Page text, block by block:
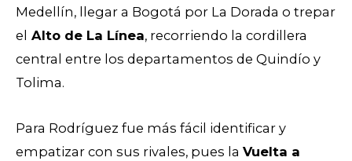
Medellín, llegar a Bogotá por La Dorada o trepar
el Alto de La Línea, recorriendo la cordillera
central entre los departamentos de Quindío y
Tolima.
Para Rodríguez fue más fácil identificar y
empatizar con sus rivales, pues la Vuelta a